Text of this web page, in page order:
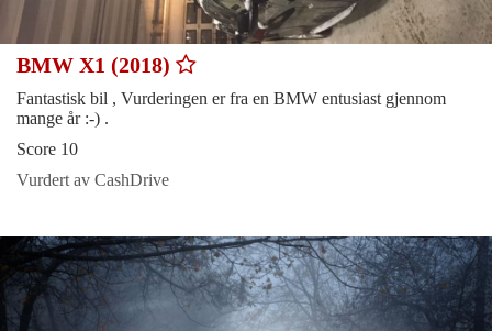
BMW X1 (2018)
Fantastisk bil , Vurderingen er fra en BMW entusiast gjennom
mange år :-) .
Score 10
Vurdert av CashDrive